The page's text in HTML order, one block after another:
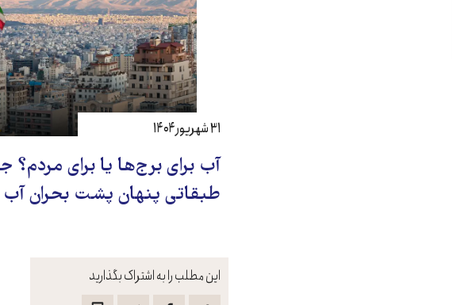
این مطلب را به اشتراک بگذارید
آب برای برج‌ها یا برای مردم؟
طبقاتی پنهان پشت بحران آب
۳۱ شهریور ۱۴۰۴